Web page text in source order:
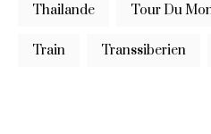
Thailande Tour Du
Train Transsiberien